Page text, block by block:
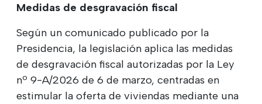
Medidas de desgravación fiscal
Según un comunicado publicado por la
Presidencia, la legislación aplica las medidas
de desgravación fiscal autorizadas por la Ley
nº 9-A/2026 de 6 de marzo, centradas en
estimular la oferta de viviendas mediante una